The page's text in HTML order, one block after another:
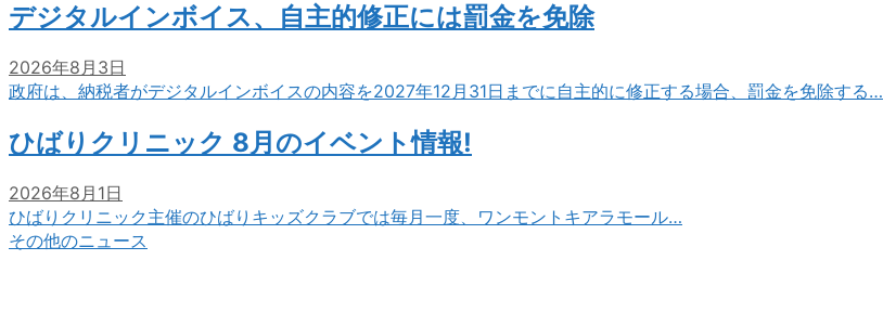
デジタルインボイス、自主的修正には罰金を免除
2026年8月3日
政府は、納税者がデジタルインボイスの内容を2027年12月31日までに自主的に修正する場合、罰金を免除する…
ひばりクリニック 8月のイベント情報!
2026年8月1日
ひばりクリニック主催のひばりキッズクラブでは毎月一度、ワンモントキアラモール…
その他のニュース